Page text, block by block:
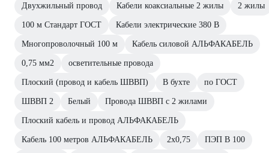
Двухжильный провод Кабели коаксиальные 2 жилы 2 жилы
100 м Стандарт ГОСТ Кабели электрические 380 В
Многопроволочный 100 м Кабель силовой АЛЬФАКАБЕЛЬ
0,75 мм2 осветительные провода
Плоский (провод и кабель ШВВП) В бухте по ГОСТ
ШВВП 2 Белый Провода ШВВП с 2 жилами
Плоский кабель и провод АЛЬФАКАБЕЛЬ
Кабель 100 метров АЛЬФАКАБЕЛЬ 2х0,75 ПЭП В 100